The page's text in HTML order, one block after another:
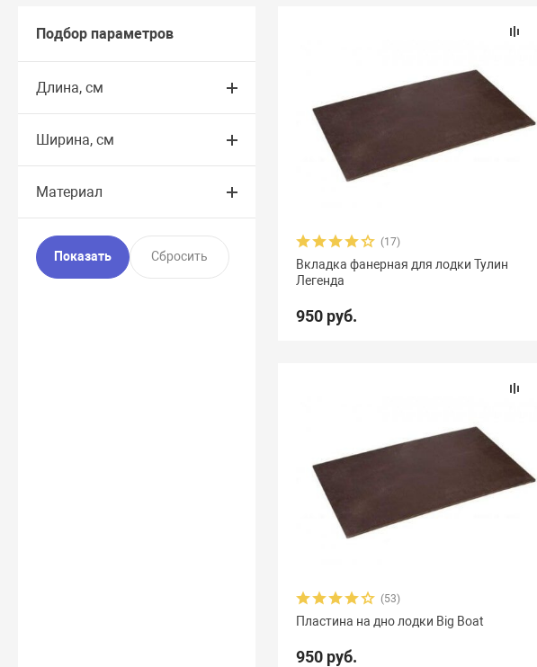
Подбор параметров
Длина, см
Ширина, см
Материал
(17)
Вкладка фанерная для лодки Тулин
Легенда
950 руб.
(53)
Пластина на дно лодки Big Boat
950 руб.